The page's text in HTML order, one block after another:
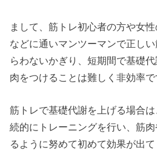
まして、筋トレ初心者の方や女
などに通いマンツーマンで正し
らわないかぎり、短期間で基礎
肉をつけることは難しく非効率で
筋トレで基礎代謝を上げる場合
続的にトレーニングを行い、筋
るように努めて初めて効果が出て